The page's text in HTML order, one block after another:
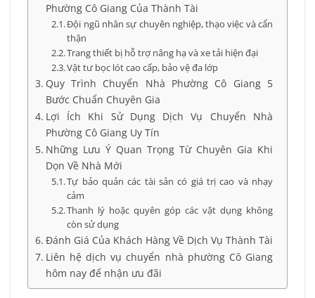
Phường Cô Giang Của Thành Tài
Đội ngũ nhân sự chuyên nghiệp, thạo việc và cẩn
thận
Trang thiết bị hỗ trợ nâng hạ và xe tải hiện đại
Vật tư bọc lót cao cấp, bảo vệ đa lớp
Quy Trình Chuyển Nhà Phường Cô Giang 5
Bước Chuẩn Chuyên Gia
Lợi Ích Khi Sử Dụng Dịch Vụ Chuyển Nhà
Phường Cô Giang Uy Tín
Những Lưu Ý Quan Trọng Từ Chuyên Gia Khi
Dọn Về Nhà Mới
Tự bảo quản các tài sản có giá trị cao và nhạy
cảm
Thanh lý hoặc quyên góp các vật dụng không
còn sử dụng
Đánh Giá Của Khách Hàng Về Dịch Vụ Thành Tài
Liên hệ dịch vụ chuyển nhà phường Cô Giang
hôm nay để nhận ưu đãi